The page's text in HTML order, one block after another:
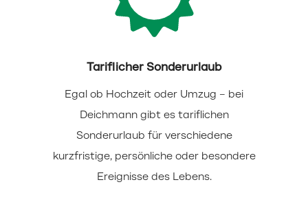
Tariflicher Sonderurlaub
Egal ob Hochzeit oder Umzug – bei
Deichmann gibt es tariflichen
Sonderurlaub für verschiedene
kurzfristige, persönliche oder besondere
Ereignisse des Lebens.